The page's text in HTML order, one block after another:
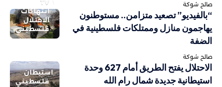
صالح شوكة
TV
انتهاكات
الاحتلال
فلسطيني
“بالفيديو” تصعيد متزامن.. مستوطنون
يهاجمون منازل وممتلكات فلسطينية في
الضفة
صالح شوكة
استيطان
فلسطيني
الاحتلال يفتح الطريق أمام 627 وحدة
استيطانية جديدة شمال رام الله